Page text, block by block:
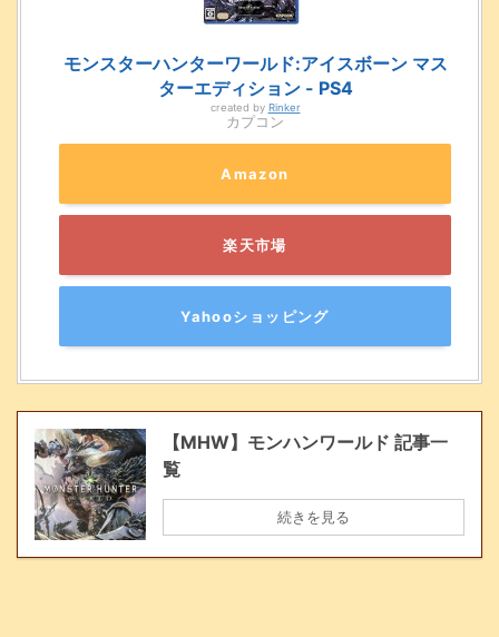
モンスターハンターワールド:アイスボーン マス
ターエディション - PS4
created by Rinker
カプコン
Amazon
楽天市場
Yahooショッピング
【MHW】モンハンワールド 記事一
覧
続きを見る